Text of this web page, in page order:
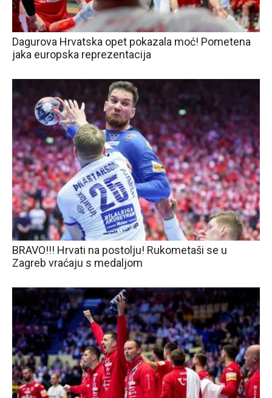
Dagurova Hrvatska opet pokazala moć! Pometena
jaka europska reprezentacija
BRAVO!!! Hrvati na postolju! Rukometaši se u
Zagreb vraćaju s medaljom